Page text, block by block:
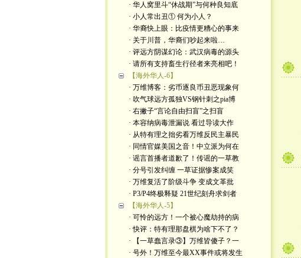
· 华人窝里斗“休战期”与何种良知底
· 小人常出丑① 何为小人？
· 华裔快上眼：比疫情更糟心的事来
· 关于川普，华裔们吵起来啦…
· 评远方阴谋幻论：武汉病毒的源头
· 请所有支持畜生行径者来亮相吧！
【海外华人-6】
· 万维博客：劣币逐良币丑恶现象何
· 吹气球远方孤独VS钢针刺之pia博
· 右撇子“言论自由扫盲”之扫盲
· 本容纳病毒泄漏说 看过导读大作
· 从特有理之拙劣看万维反民主暴民
· 同情官媒美国之音！中立派为何在
· 谣言首播者道歉了！传谣的一草教
· 分号引发纠缠 一草证据惨案成笑
· 万维复活了阶级斗争 变成文革批
· P3/P4终极释疑 21世纪刻舟求剑者
【海外华人-5】
· 可怜的远方！一个被心魔劫持的病
· 快评：特有理那盘棋为啥下不了？
· 【一草蠢言录③】万维皆傻子？一
· 号外！万维至今最XX事件或将发生